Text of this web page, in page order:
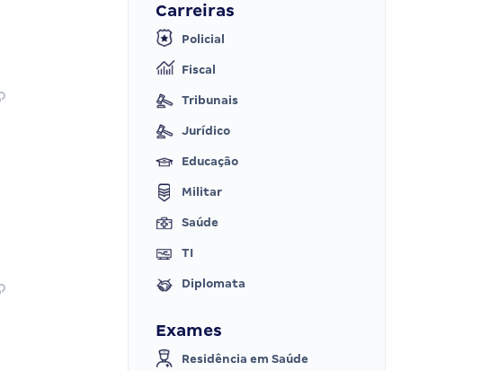
Carreiras
Policial
Fiscal
Tribunais
Jurídico
Educação
Militar
Saúde
TI
Diplomata
Exames
Residência em Saúde